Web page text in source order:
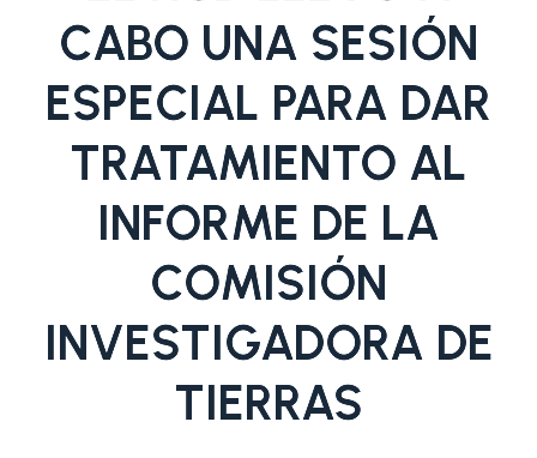
CABO UNA SESIÓN
ESPECIAL PARA DAR
TRATAMIENTO AL
INFORME DE LA
COMISIÓN
INVESTIGADORA DE
TIERRAS